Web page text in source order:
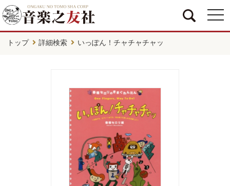
トップ 詳細検索 いっぽん！チャチャチャッ